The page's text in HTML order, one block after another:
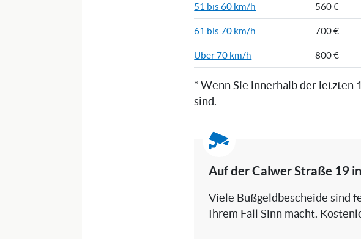
51 bis 60 km/h 560 €
61 bis 70 km/h 700 €
Über 70 km/h 800 €
* Wenn Sie innerhalb der letzten
sind.
Auf der Calwer Straße 19
Viele Bußgeldbescheide sind
Ihrem Fall Sinn macht.